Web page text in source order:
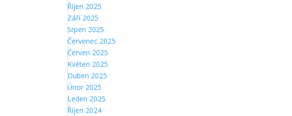
Říjen 2025
Září 2025
Srpen 2025
Červenec 2025
Červen 2025
Květen 2025
Duben 2025
Únor 2025
Leden 2025
Říjen 2024